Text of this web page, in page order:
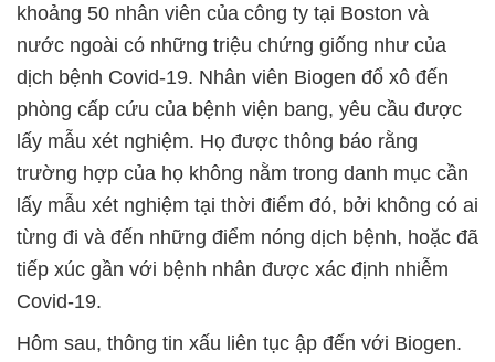
khoảng 50 nhân viên của công ty tại Boston và
nước ngoài có những triệu chứng giống như của
dịch bệnh Covid-19. Nhân viên Biogen đổ xô đến
phòng cấp cứu của bệnh viện bang, yêu cầu được
lấy mẫu xét nghiệm. Họ được thông báo rằng
trường hợp của họ không nằm trong danh mục cần
lấy mẫu xét nghiệm tại thời điểm đó, bởi không có ai
từng đi và đến những điểm nóng dịch bệnh, hoặc đã
tiếp xúc gần với bệnh nhân được xác định nhiễm
Covid-19.
Hôm sau, thông tin xấu liên tục ập đến với Biogen.